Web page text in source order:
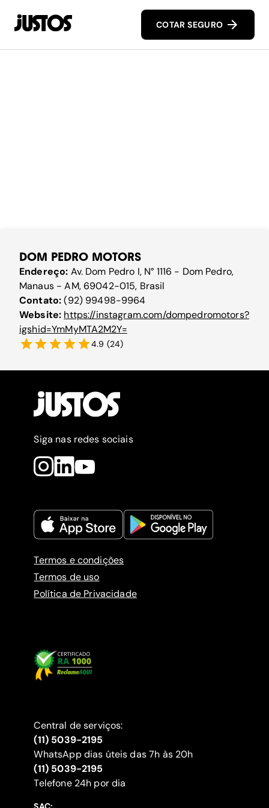
COTAR SEGURO
DOM PEDRO MOTORS
Endereço: Av. Dom Pedro I, N° 1116 - Dom Pedro,
Manaus - AM, 69042-015, Brasil
Contato:(92) 99498-9964
Website: https://instagram.com/dompedromotors?
igshid=YmMyMTA2M2Y=
4.9 (24)
Siga nas redes sociais
Termos e condições
Termos de uso
Política de Privacidade
Central de serviços:
(11) 5039-2195
WhatsApp dias úteis das 7h às 20h
(11) 5039-2195
‍Telefone 24h por dia